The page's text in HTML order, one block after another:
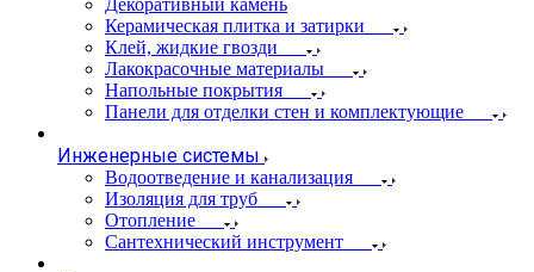
Декоративный камень
Керамическая плитка и затирки
Клей, жидкие гвозди
Лакокрасочные материалы
Напольные покрытия
Панели для отделки стен и комплектующие
Инженерные системы
Водоотведение и канализация
Изоляция для труб
Отопление
Сантехнический инструмент